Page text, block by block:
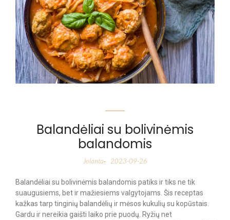
Balandėliai su bolivinėmis
balandomis
Jolanta- 2023-09-26
Balandėliai su bolivinėmis balandomis patiks ir tiks ne tik
suaugusiems, bet ir mažiesiems valgytojams. Šis receptas
kažkas tarp tinginių balandėlių ir mėsos kukulių su kopūstais.
Gardu ir nereikia gaišti laiko prie puodų. Ryžių net